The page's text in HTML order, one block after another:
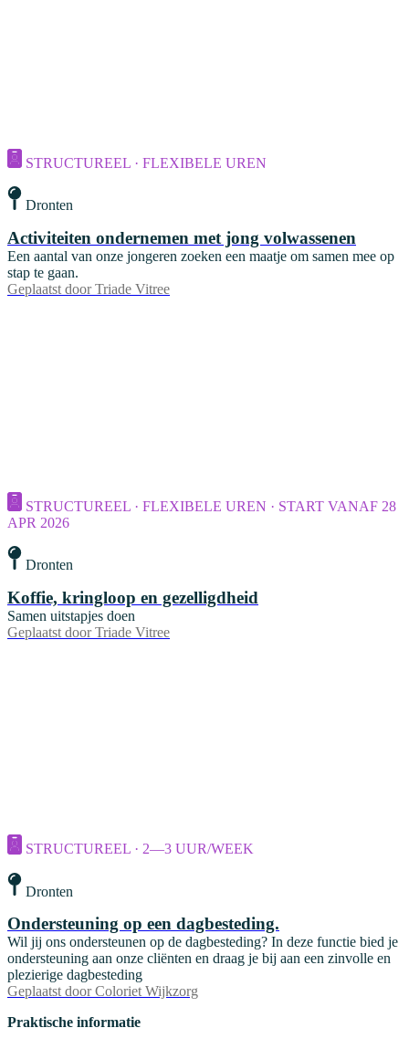
STRUCTUREEL · FLEXIBELE UREN
Dronten
Activiteiten ondernemen met jong volwassenen
Een aantal van onze jongeren zoeken een maatje om samen mee op
stap te gaan.
Geplaatst door Triade Vitree
STRUCTUREEL · FLEXIBELE UREN · START VANAF 28
APR 2026
Dronten
Koffie, kringloop en gezelligdheid
Samen uitstapjes doen
Geplaatst door Triade Vitree
STRUCTUREEL · 2—3 UUR/WEEK
Dronten
Ondersteuning op een dagbesteding.
Wil jij ons ondersteunen op de dagbesteding? In deze functie bied je
ondersteuning aan onze cliënten en draag je bij aan een zinvolle en
plezierige dagbesteding
Geplaatst door Coloriet Wijkzorg
Praktische informatie